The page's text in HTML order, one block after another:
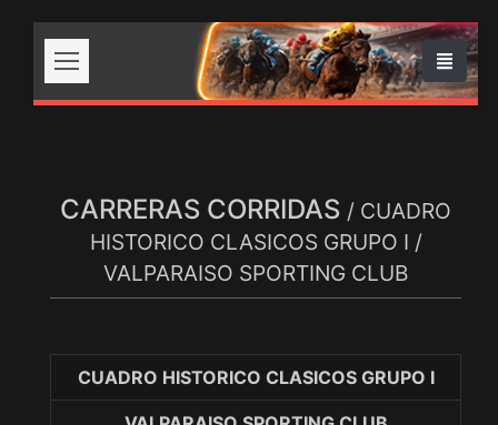
CARRERAS CORRIDAS / CUADRO
HISTORICO CLASICOS GRUPO I /
VALPARAISO SPORTING CLUB
CUADRO HISTORICO CLASICOS GRUPO I